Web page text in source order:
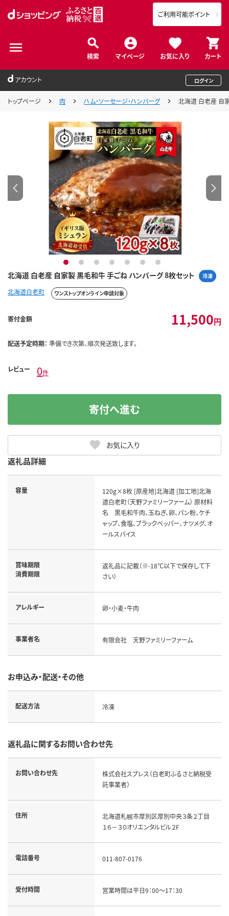
検索 マイページ お気に入り カート
ご利用可能ポイント
アカウント ログイン
トップページ 肉 ハム・ソーセージ・ハンバーグ 北海道 白老産 自
北海道 白老産 自家製 黒毛和牛 手ごね ハンバーグ 8枚セット 冷凍
1 2 3 4 5 6 7
北海道白老町 ワンストップオンライン申請対象
寄付金額 11,500円
配送予定時期： 準備でき次第、順次発送致します。
レビュー 0件
お気に入り
寄付へ進む
返礼品詳細
容量
120g×8枚 [原産地]北海道 [加工地]北海
道白老町（天野ファミリーファーム） 原材料
名 黒毛和牛肉、玉ねぎ、卵、パン粉、ケチ
ャップ、食塩、ブラックペッパー、ナツメグ、オ
ールスパイス
賞味期限
消費期限
返礼品に記載（※-18℃以下で保存して下
さい）
アレルギー 卵・小麦・牛肉
事業者名 有限会社 天野ファミリーファーム
お申込み・配送・その他
配送方法 冷凍
返礼品に関するお問い合わせ先
お問い合わせ先
株式会社スプレス（白老町ふるさと納税受
託事業者）
住所
北海道札幌市厚別区厚別中央３条２丁目
１６－３０オリエンタルビル２F
電話番号 011-807-0176
受付時間 営業時間は平日9：00～17：30